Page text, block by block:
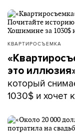
КВАРТИРОСЪЕМКА
это
который
1030$ и хочет